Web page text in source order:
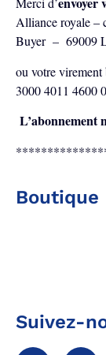
Alliance royale –
Buyer – 69009
ou votre
3000 4011 4600
L’abonnement
Boutique
Suivez-